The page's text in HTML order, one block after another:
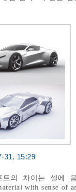
31, 15:29
트의 차이는 셀에
with sense